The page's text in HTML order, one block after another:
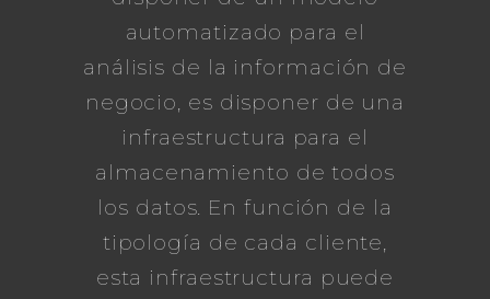
automatizado para el
análisis de la información de
negocio, es disponer de una
infraestructura para el
almacenamiento de todos
los datos. En función de la
tipología de cada cliente,
esta infraestructura puede